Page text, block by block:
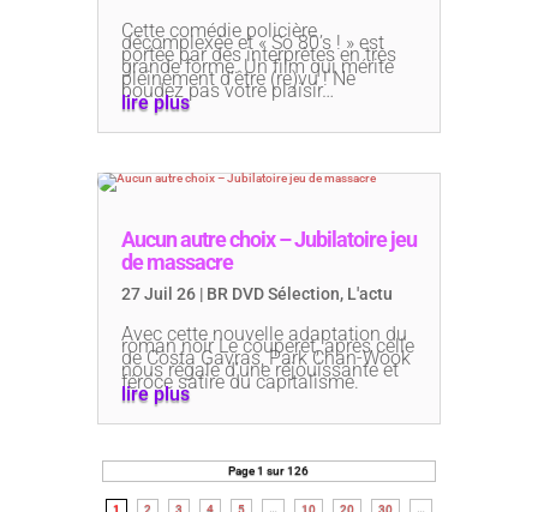
Cette comédie policière
décomplexée et « So 80’s ! » est
portée par des interprètes en très
grande forme. Un film qui mérite
pleinement d’être (re)vu ! Ne
boudez pas votre plaisir…
lire plus
Aucun autre choix – Jubilatoire jeu
de massacre
27 Juil 26| BR DVD Sélection, L'actu
Avec cette nouvelle adaptation du
roman noir Le couperet, après celle
de Costa Gavras, Park Chan-Wook
nous régale d’une réjouissante et
féroce satire du capitalisme.
lire plus
Page 1 sur 126